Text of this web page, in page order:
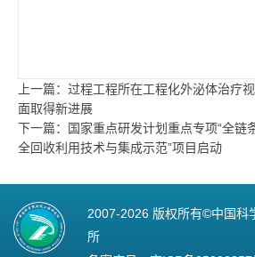
上一篇：过程工程所在工程化外泌体治疗
面取得新进展
下一篇：国家重点研发计划重点专项“全链
全回收利用技术与集成示范”项目启动
2007-2026 版权所有©中国科
所